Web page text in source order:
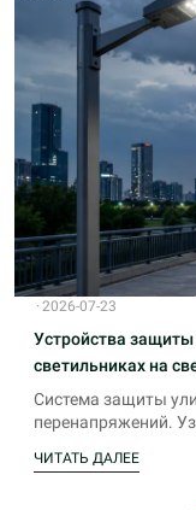
· 2026-07-23
Устройства
светильниках на
необходимо для
Система защиты
перенапряжений.
и общественных
ЧИТАТЬ ДАЛЕЕ